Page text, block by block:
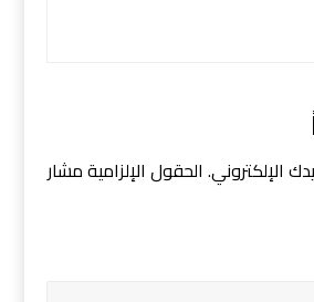
الإلكتروني. الحقول الإلزامية مشار